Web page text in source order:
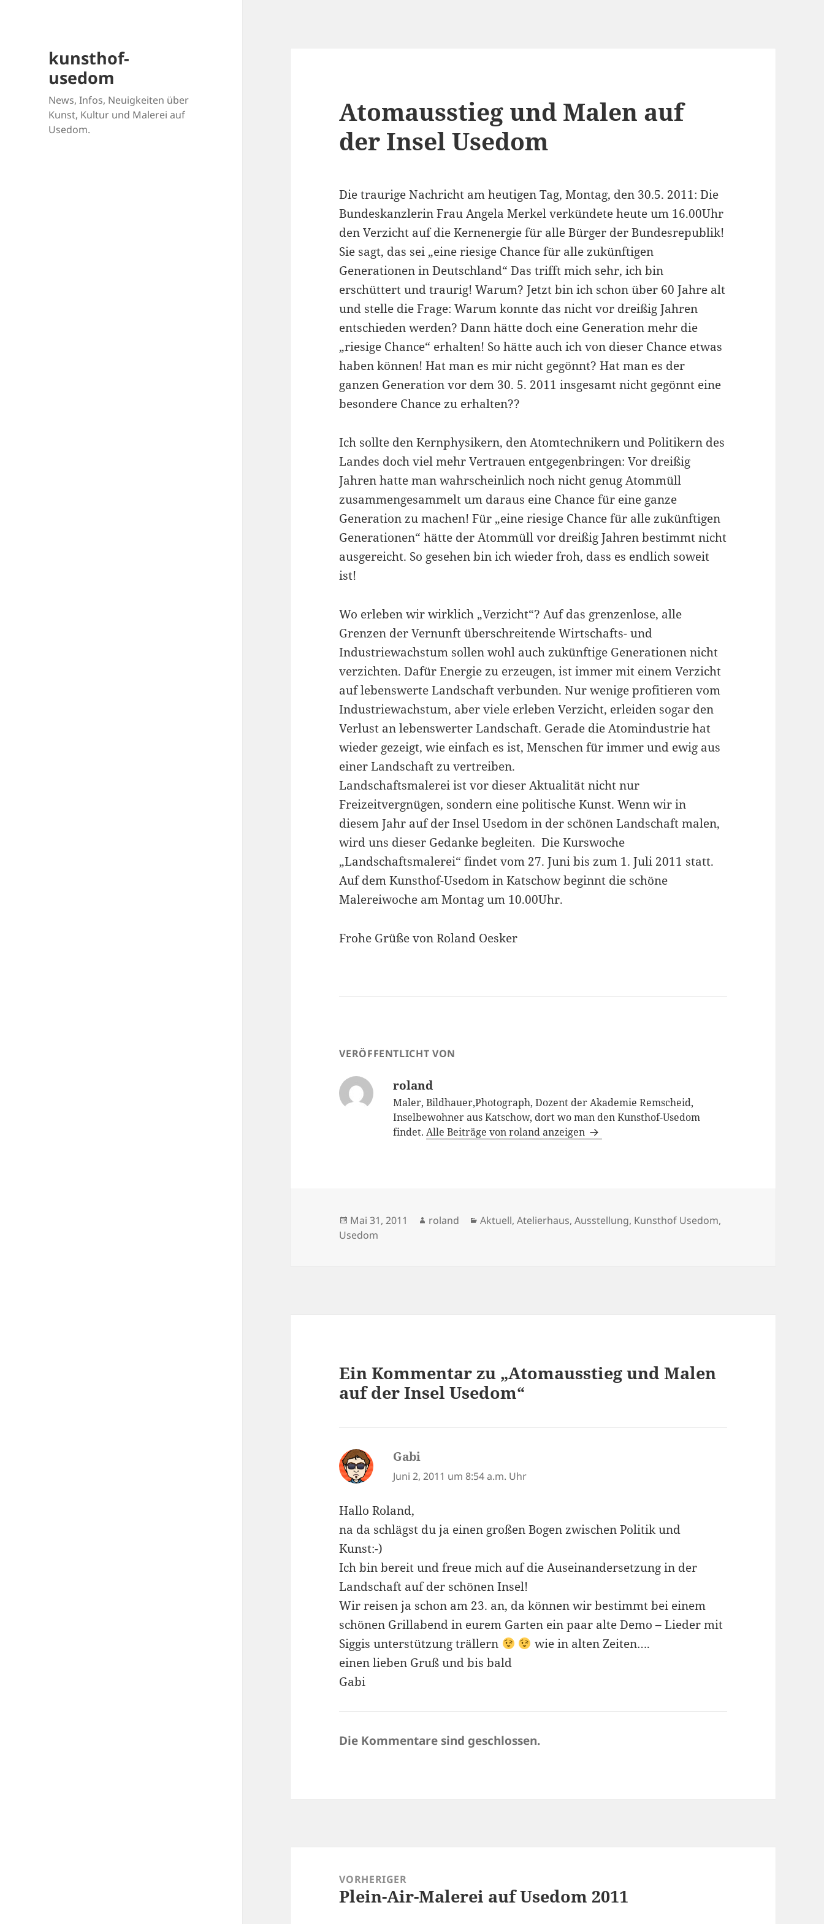
kunsthof-
usedom
News, Infos, Neuigkeiten über
Kunst, Kultur und Malerei auf
Usedom.
Atomausstieg und Malen auf
der Insel Usedom
Die traurige Nachricht am heutigen Tag, Montag, den 30.5. 2011: Die
Bundeskanzlerin Frau Angela Merkel verkündete heute um 16.00Uhr
den Verzicht auf die Kernenergie für alle Bürger der Bundesrepublik!
Sie sagt, das sei „eine riesige Chance für alle zukünftigen
Generationen in Deutschland“ Das trifft mich sehr, ich bin
erschüttert und traurig! Warum? Jetzt bin ich schon über 60 Jahre alt
und stelle die Frage: Warum konnte das nicht vor dreißig Jahren
entschieden werden? Dann hätte doch eine Generation mehr die
„riesige Chance“ erhalten! So hätte auch ich von dieser Chance etwas
haben können! Hat man es mir nicht gegönnt? Hat man es der
ganzen Generation vor dem 30. 5. 2011 insgesamt nicht gegönnt eine
besondere Chance zu erhalten??
Ich sollte den Kernphysikern, den Atomtechnikern und Politikern des
Landes doch viel mehr Vertrauen entgegenbringen: Vor dreißig
Jahren hatte man wahrscheinlich noch nicht genug Atommüll
zusammengesammelt um daraus eine Chance für eine ganze
Generation zu machen! Für „eine riesige Chance für alle zukünftigen
Generationen“ hätte der Atommüll vor dreißig Jahren bestimmt nicht
ausgereicht. So gesehen bin ich wieder froh, dass es endlich soweit
ist!
Wo erleben wir wirklich „Verzicht“? Auf das grenzenlose, alle
Grenzen der Vernunft überschreitende Wirtschafts- und
Industriewachstum sollen wohl auch zukünftige Generationen nicht
verzichten. Dafür Energie zu erzeugen, ist immer mit einem Verzicht
auf lebenswerte Landschaft verbunden. Nur wenige profitieren vom
Industriewachstum, aber viele erleben Verzicht, erleiden sogar den
Verlust an lebenswerter Landschaft. Gerade die Atomindustrie hat
wieder gezeigt, wie einfach es ist, Menschen für immer und ewig aus
einer Landschaft zu vertreiben.
Landschaftsmalerei ist vor dieser Aktualität nicht nur
Freizeitvergnügen, sondern eine politische Kunst. Wenn wir in
diesem Jahr auf der Insel Usedom in der schönen Landschaft malen,
wird uns dieser Gedanke begleiten. Die Kurswoche
„Landschaftsmalerei“ findet vom 27. Juni bis zum 1. Juli 2011 statt.
Auf dem Kunsthof-Usedom in Katschow beginnt die schöne
Malereiwoche am Montag um 10.00Uhr.
Frohe Grüße von Roland Oesker
VERÖFFENTLICHT VON
roland
Maler, Bildhauer,Photograph, Dozent der Akademie Remscheid,
Inselbewohner aus Katschow, dort wo man den Kunsthof-Usedom
findet.Alle Beiträge von roland anzeigen
Veröffentlicht
am
Mai 31, 2011 Autor
roland Kategorien
Aktuell,Atelierhaus,Ausstellung, Kunsthof Usedom,
Usedom
Ein Kommentar zu „Atomausstieg und Malen
auf der Insel Usedom“
Gabi
Juni 2, 2011 um 8:54 a.m. Uhr
Hallo Roland,
na da schlägst du ja einen großen Bogen zwischen Politik und
Kunst:-)
Ich bin bereit und freue mich auf die Auseinandersetzung in der
Landschaft auf der schönen Insel!
Wir reisen ja schon am 23. an, da können wir bestimmt bei einem
schönen Grillabend in eurem Garten ein paar alte Demo – Lieder mit
Siggis unterstützung trällern
wie in alten Zeiten….
einen lieben Gruß und bis bald
Gabi
Die Kommentare sind geschlossen.
VORHERIGER
Vorheriger
Plein-Air-Malerei auf Usedom 2011